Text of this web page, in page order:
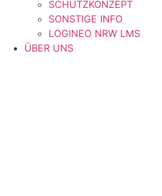
SCHUTZKONZEPT
SONSTIGE INFO
LOGINEO NRW LMS
ÜBER UNS